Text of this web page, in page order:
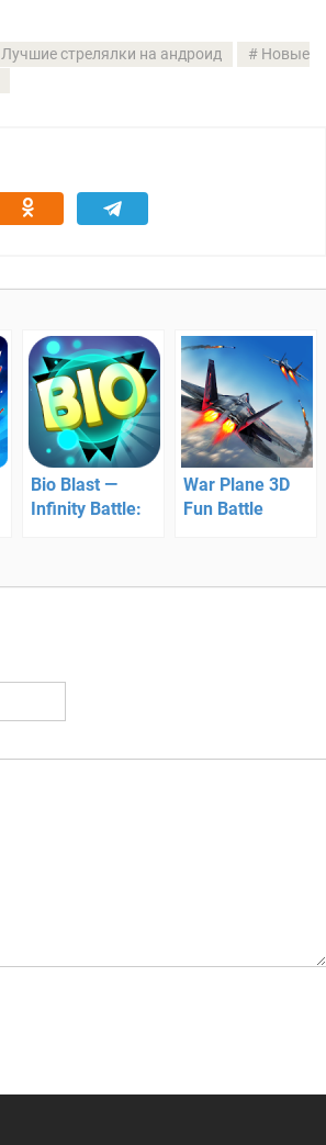
Лучшие стрелялки на андроид
Новые
Bio Blast —
Infinity Battle:
War Plane 3D
Fun Battle